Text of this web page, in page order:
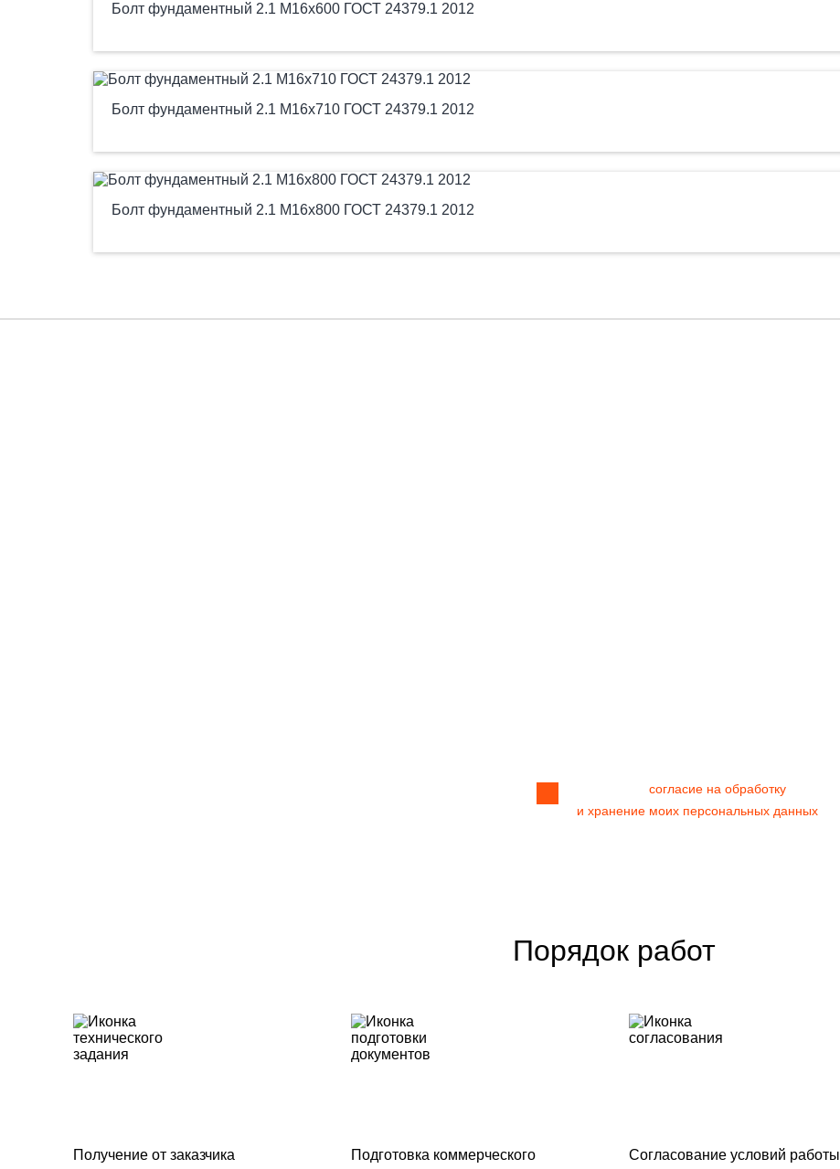
Болт фундаментный 2.1 М16х600 ГОСТ 24379.1 2012
Болт фундаментный 2.1 М16х710 ГОСТ 24379.1 2012
Болт фундаментный 2.1 М16х800 ГОСТ 24379.1 2012
согласие на обработку
и хранение моих персональных данных
Порядок работ
Получение от заказчика Подготовка коммерческого Согласование условий работы